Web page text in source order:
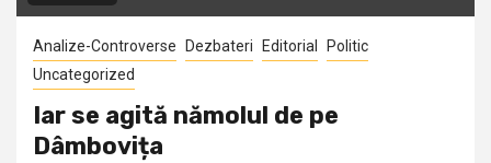
Analize-Controverse Dezbateri Editorial
Politic
Uncategorized
Iar se agită nămolul de pe
Dâmbovița